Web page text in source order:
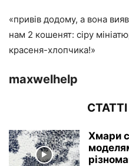
«привів додому, а вона
нам 2 кошенят: сіру
красеня-хлопчика!»
maxwelhelp
Хмари